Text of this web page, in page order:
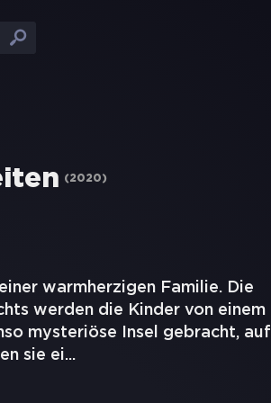
(2020)
warmherzigen Familie. Die
werden die Kinder von einem
mysteriöse Insel gebracht, auf
sie ei...